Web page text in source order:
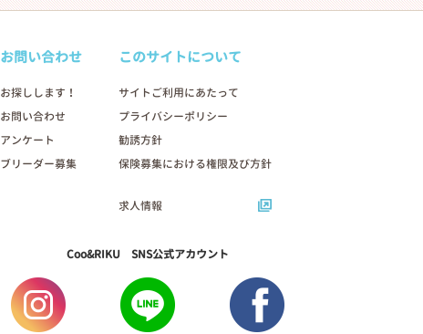
お問い合わせ
お探しします！
お問い合わせ
アンケート
ブリーダー募集
このサイトについて
サイトご利用にあたって
プライバシーポリシー
勧誘方針
保険募集における権限及び方針
求人情報
Coo&RIKU SNS公式アカウント